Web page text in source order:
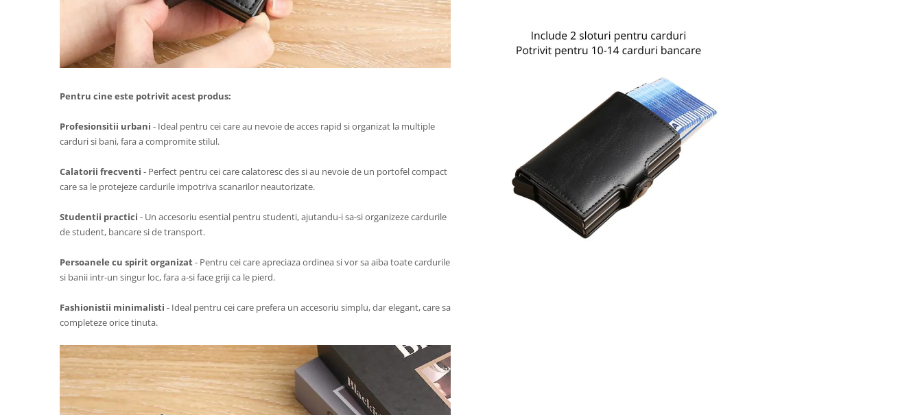
Pentru cine este potrivit acest produs:
Profesionsitii urbani - Ideal pentru cei care au nevoie de acces rapid si organizat la multiple
carduri si bani, fara a compromite stilul.
Calatorii frecventi - Perfect pentru cei care calatoresc des si au nevoie de un portofel compact
care sa le protejeze cardurile impotriva scanarilor neautorizate.
Studentii practici - Un accesoriu esential pentru studenti, ajutandu-i sa-si organizeze cardurile
de student, bancare si de transport.
Persoanele cu spirit organizat- Pentru cei care apreciaza ordinea si vor sa aiba toate cardurile
si banii intr-un singur loc, fara a-si face griji ca le pierd.
Fashionistii minimalisti - Ideal pentru cei care prefera un accesoriu simplu, dar elegant, care sa
completeze orice tinuta.